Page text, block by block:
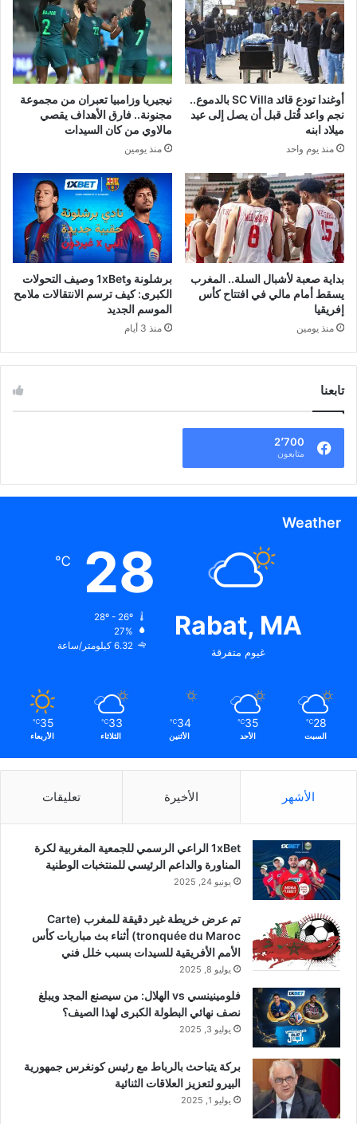
أوغندا تودع قائد SC Villa بالدموع..
نجم واعد قُتل قبل أن يصل إلى عيد
ميلاد ابنه
منذ يوم واحد
نيجيريا وزامبيا تعبران من مجموعة
مجنونة.. فارق الأهداف يقصي
مالاوي من كان السيدات
منذ يومين
بداية صعبة لأشبال السلة.. المغرب
يسقط أمام مالي في افتتاح كأس
إفريقيا
منذ يومين
برشلونة و1xBet وصيف التحولات
الكبرى: كيف ترسم الانتقالات ملامح
الموسم الجديد
منذ 3 أيام
تابعنا
2٬700
متابعون
Weather
Rabat, MA
غيوم متفرقة
28
℃
27%
6.32 كيلومتر/ساعة
28
℃
السبت
35
℃
الأحد
34
℃
الأثنين
33
℃
الثلاثاء
35
℃
الأربعاء
الأشهر الأخيرة تعليقات
1xBet الراعي الرسمي للجمعية المغربية لكرة
المناورة والداعم الرئيسي للمنتخبات الوطنية
يونيو 24, 2025
تم عرض خريطة غير دقيقة للمغرب (Carte
tronquée du Maroc) أثناء بث مباريات كأس
الأمم الأفريقية للسيدات بسبب خلل فني
يوليو 8, 2025
فلومينينسي vs الهلال: من سيصنع المجد ويبلغ
نصف نهائي البطولة الكبرى لهذا الصيف؟
يوليو 3, 2025
بركة يتباحث بالرباط مع رئيس كونغرس جمهورية
البيرو لتعزيز العلاقات الثنائية
يوليو 1, 2025